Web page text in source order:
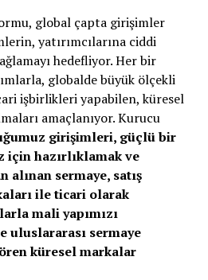
global çapta girişimler
yatırımcılarına ciddi
hedefliyor. Her bir
globalde büyük ölçekli
işbirlikleri yapabilen, küresel
amaçlanıyor. Kurucu
girişimleri, güçlü bir
hazırlıklamak ve
alınan sermaye, satış
ile ticari olarak
mali yapımızı
uluslararası sermaye
küresel markalar